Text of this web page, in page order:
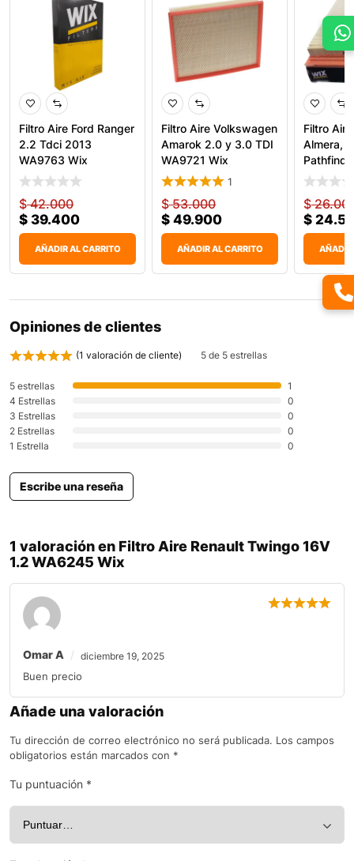
Filtro Aire Ford Ranger
2.2 Tdci 2013
WA9763 Wix
$42.000
$ 39.400
AÑADIR AL CARRITO
Filtro Aire Volkswagen
Amarok 2.0 y 3.0 TDI
WA9721 Wix
1
$53.000
$ 49.900
AÑADIR AL CARRITO
Filtro
Almera,
Vita
$
$
AÑADIR
Opiniones de clientes
(1 valoración de cliente) 5 de 5 estrellas
5 estrellas
1
4 Estrellas
0
3 Estrellas
0
2 Estrellas
0
1 Estrella
0
Escribe una reseña
1 valoración en Filtro Aire Renault Twingo 16V
1.2 WA6245 Wix
Omar A diciembre 19, 2025
Buen precio
Añade una valoración
Tu dirección de correo electrónico no será publicada. Los campos
obligatorios están marcados con *
Tu puntuación *